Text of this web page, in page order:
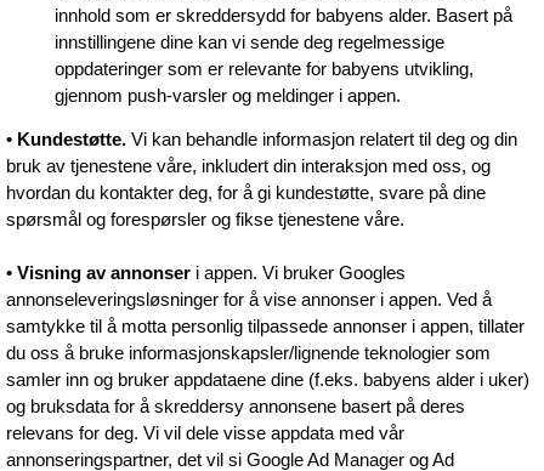
innhold som er skreddersydd for babyens alder. Basert på
innstillingene dine kan vi sende deg regelmessige
oppdateringer som er relevante for babyens utvikling,
gjennom push-varsler og meldinger i appen.
• Kundestøtte.Vi kan behandle informasjon relatert til deg og din
bruk av tjenestene våre, inkludert din interaksjon med oss, og
hvordan du kontakter deg, for å gi kundestøtte, svare på dine
spørsmål og forespørsler og fikse tjenestene våre.
• Visning av annonser i appen. Vi bruker Googles
annonseleveringsløsninger for å vise annonser i appen. Ved å
samtykke til å motta personlig tilpassede annonser i appen, tillater
du oss å bruke informasjonskapsler/lignende teknologier som
samler inn og bruker appdataene dine (f.eks. babyens alder i uker)
og bruksdata for å skreddersy annonsene basert på deres
relevans for deg. Vi vil dele visse appdata med vår
annonseringspartner, det vil si Google Ad Manager og Ad